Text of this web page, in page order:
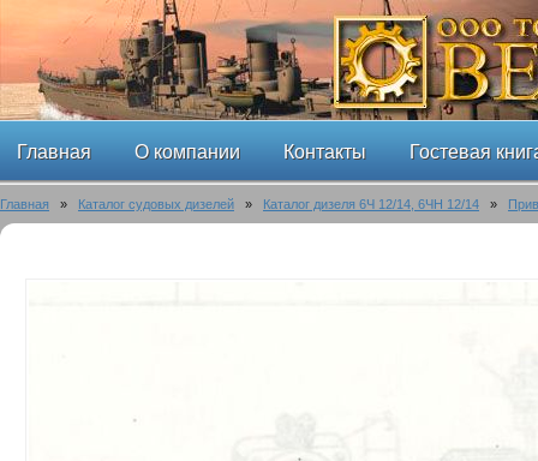
Главная О компании Контакты Гостевая
Главная » Каталог судовых дизелей » Каталог дизеля 6Ч 12/14, 6ЧН 12/14 »